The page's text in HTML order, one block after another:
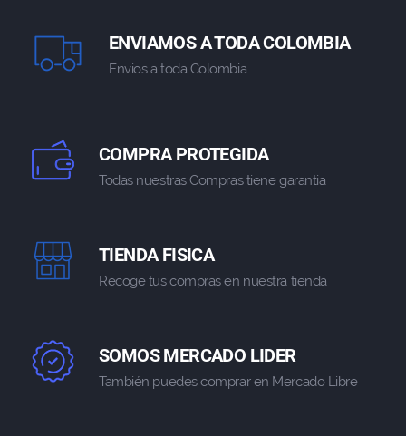
ENVIAMOS A TODA COLOMBIA
Envios a toda Colombia .
COMPRA PROTEGIDA
Todas nuestras Compras tiene garantia
TIENDA FISICA
Recoge tus compras en nuestra tienda
SOMOS MERCADO LIDER
También puedes comprar en Mercado Libre